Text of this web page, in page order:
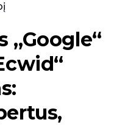
„Google“